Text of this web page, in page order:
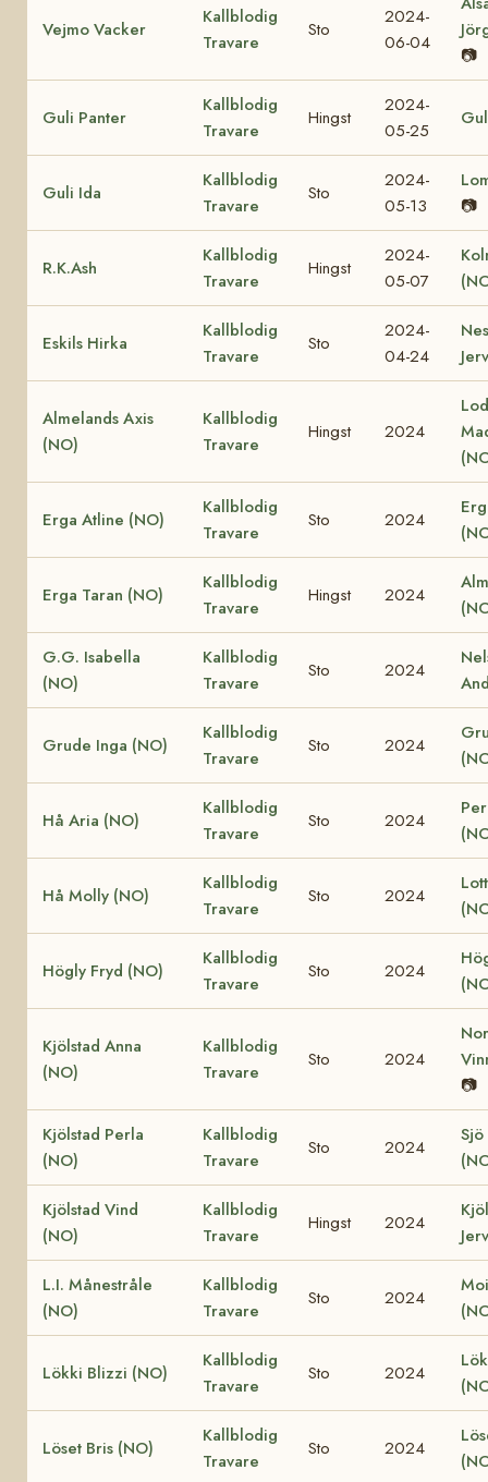
Vejmo Vacker
Kallblodig
Travare
Sto
2024-
06-04
📷
Guli Panter
Kallblodig
Travare
Hingst
2024-
05-25
Guli Ida
Kallblodig
Travare
Sto
2024-
05-13
📷
R.K.Ash
Kallblodig
Travare
Hingst
2024-
05-07
Eskils Hirka
Kallblodig
Travare
Sto
2024-
04-24
Almelands Axis
(NO)
Kallblodig
Travare
Hingst 2024
Erga Atline (NO)
Kallblodig
Travare
Sto 2024
Erga Taran (NO)
Kallblodig
Travare
Hingst 2024
G.G. Isabella
(NO)
Kallblodig
Travare
Sto 2024
Grude Inga (NO)
Kallblodig
Travare
Sto 2024
Hå Aria (NO)
Kallblodig
Travare
Sto 2024
Hå Molly (NO)
Kallblodig
Travare
Sto 2024
Högly Fryd (NO)
Kallblodig
Travare
Sto 2024
Kjölstad Anna
(NO)
Kallblodig
Travare
Sto 2024
📷
Kjölstad Perla
(NO)
Kallblodig
Travare
Sto 2024
Kjölstad Vind
(NO)
Kallblodig
Travare
Hingst 2024
L.I. Månestråle
(NO)
Kallblodig
Travare
Sto 2024
Lökki Blizzi (NO)
Kallblodig
Travare
Sto 2024
Löset Bris (NO)
Kallblodig
Travare
Sto 2024